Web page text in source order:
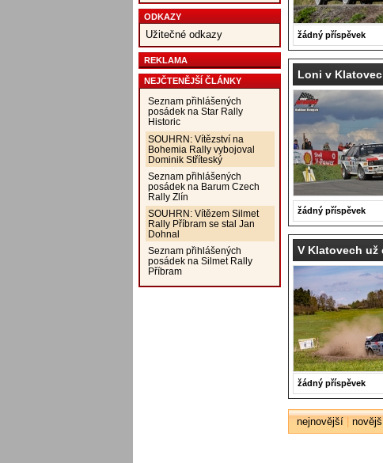
ODKAZY
Užitečné odkazy
REKLAMA
NEJČTENĚJŠÍ ČLÁNKY
Seznam přihlášených
posádek na Star Rally
Historic
SOUHRN: Vítězství na
Bohemia Rally vybojoval
Dominik Stříteský
Seznam přihlášených
posádek na Barum Czech
Rally Zlín
SOUHRN: Vítězem Silmet
Rally Příbram se stal Jan
Dohnal
Seznam přihlášených
posádek na Silmet Rally
Příbram
žádný příspěvek
Loni v
žádný příspěvek
V Klatovech
žádný příspěvek
nejnovější|